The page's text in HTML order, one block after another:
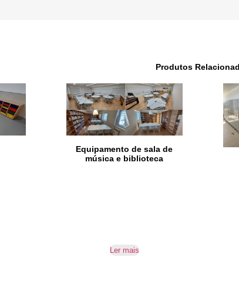
Produtos
Equipamento de sala de
música e biblioteca
Ler mais